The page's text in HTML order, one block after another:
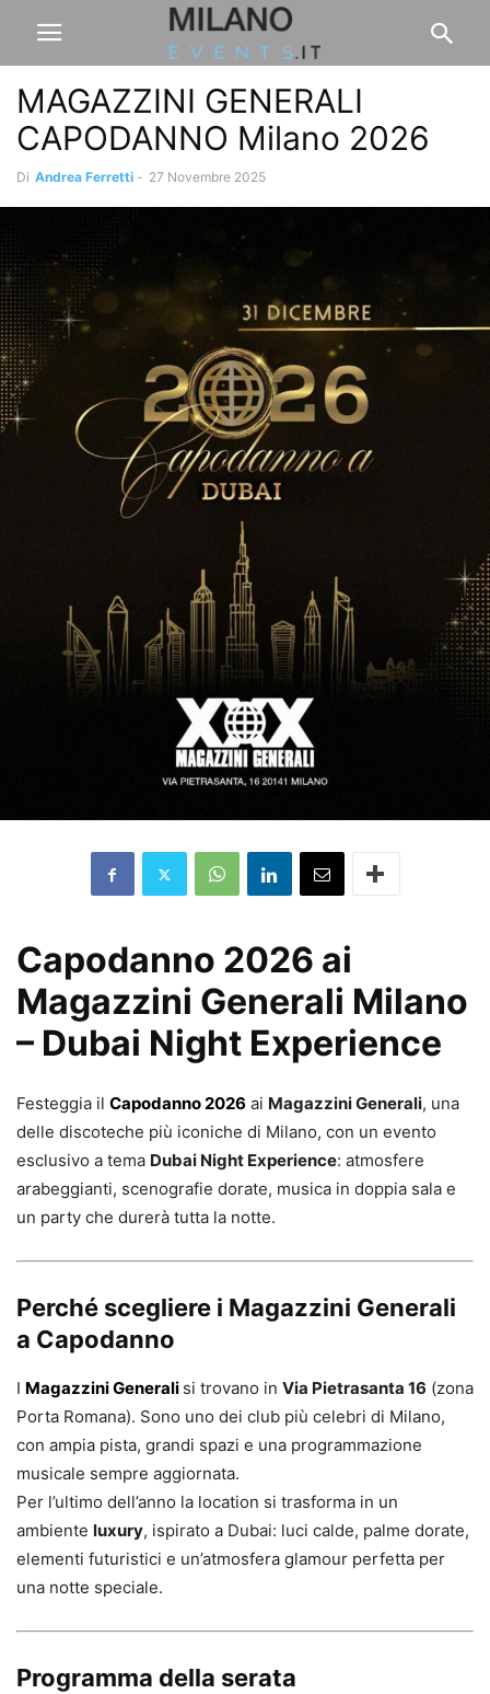
MAGAZZINI GENERALI
CAPODANNO Milano 2026
Di Andrea Ferretti - 27 Novembre 2025
Capodanno 2026 ai
Magazzini Generali Milano
– Dubai Night Experience
Festeggia il Capodanno 2026 ai Magazzini Generali, una
delle discoteche più iconiche di Milano, con un evento
esclusivo a tema Dubai Night Experience: atmosfere
arabeggianti, scenografie dorate, musica in doppia sala e
un party che durerà tutta la notte.
Perché scegliere i Magazzini Generali
a Capodanno
I Magazzini Generali si trovano in Via Pietrasanta 16 (zona
Porta Romana). Sono uno dei club più celebri di Milano,
con ampia pista, grandi spazi e una programmazione
musicale sempre aggiornata.
Per l’ultimo dell’anno la location si trasforma in un
ambiente luxury, ispirato a Dubai: luci calde, palme dorate,
elementi futuristici e un’atmosfera glamour perfetta per
una notte speciale.
Programma della serata